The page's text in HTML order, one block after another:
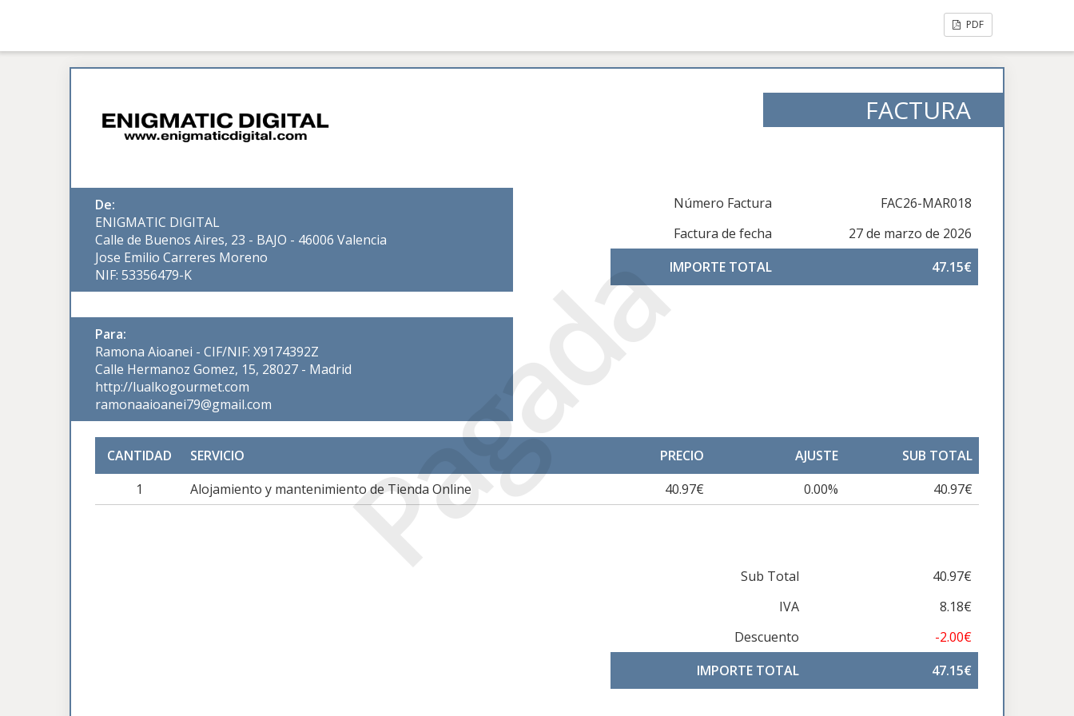
PDF
Pagada
FACTURA
De:
ENIGMATIC DIGITAL
Calle de Buenos Aires, 23 - BAJO - 46006 Valencia
Jose Emilio Carreres Moreno
NIF: 53356479-K
Número Factura
FAC26-MAR018
Factura de fecha
27 de marzo de 2026
IMPORTE TOTAL
47.15€
Para:
Ramona Aioanei - CIF/NIF: X9174392Z
Calle Hermanoz Gomez, 15, 28027 - Madrid
http://lualkogourmet.com
ramonaaioanei79@gmail.com
CANTIDAD SERVICIO PRECIO AJUSTE
SUB TOTAL
1
Alojamiento y mantenimiento de Tienda Online 40.97€ 0.00% 40.97€
Sub Total
40.97€
IVA
8.18€
Descuento
-2.00€
IMPORTE TOTAL
47.15€